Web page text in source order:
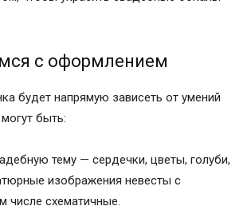
с оформлением
будет напрямую зависеть от умений
быть:
тему — сердечки, цветы, голуби,
изображения невесты с
числе схематичные.